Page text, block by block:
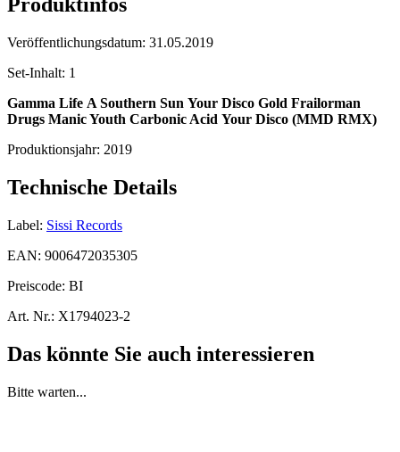
Veröffentlichungsdatum: 31.05.2019
Set-Inhalt: 1
Gamma Life A Southern Sun Your Disco Gold Frailorman
Drugs Manic Youth Carbonic Acid Your Disco (MMD RMX)
Produktionsjahr: 2019
Technische Details
Label: Sissi Records
EAN: 9006472035305
Preiscode: BI
Art. Nr.: X1794023-2
Das könnte Sie auch interessieren
Bitte warten...